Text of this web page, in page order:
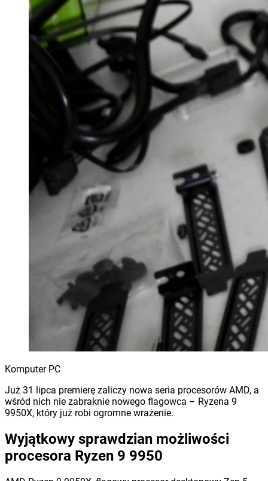
Komputer PC
Już 31 lipca premierę zaliczy nowa seria procesorów AMD, a
wśród nich nie zabraknie nowego flagowca – Ryzena 9
9950X, który już robi ogromne wrażenie.
Wyjątkowy sprawdzian możliwości
procesora Ryzen 9 9950